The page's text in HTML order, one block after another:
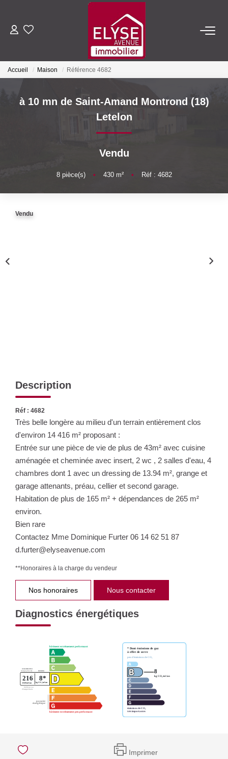
ACHETER
ESTIMER
NOTRE AGENCE
Accueil Maison Référence 4682
à 10 mn de Saint-Amand Montrond (18)
Letelon
Vendu
8pièce(s) • 430m² • Réf : 4682
Vendu
Description
Réf : 4682
Très belle longère au milieu d'un terrain entièrement clos
d'environ 14 416 m² proposant :
Entrée sur une pièce de vie de plus de 43m² avec cuisine
aménagée et cheminée avec insert, 2 wc , 2 salles d'eau, 4
chambres dont 1 avec un dressing de 13.94 m², grange et
garage attenants, préau, cellier et second garage.
Habitation de plus de 165 m² + dépendances de 265 m²
environ.
Bien rare
Contactez Mme Dominique Furter 06 14 62 51 87
d.furter@elyseavenue.com
**Honoraires à la charge du vendeur
Nos honoraires Nous contacter
Diagnostics énergétiques
Imprimer